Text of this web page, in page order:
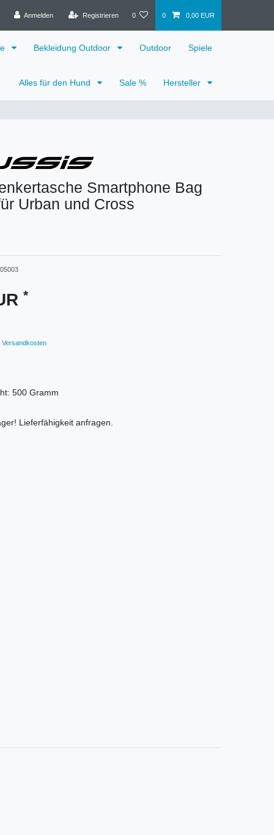
Anmelden Registrieren 0 0 0,00 EUR
Bekleidung Outdoor Outdoor Spiele
Alles für den Hund Sale % Hersteller
Smartphone Bag
Urban und Cross
*
Versandkosten
500 Gramm
Lieferfähigkeit anfragen.